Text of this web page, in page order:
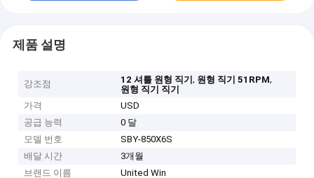
제품 설명
강조점 12 셔틀 원형 직기, 원형 직기 51RPM,
원형 직기 직기
가격
USD
공급 능력
0 달
모델 번호
SBY-850X6S
배달 시간
3개월
브랜드 이름
United Win